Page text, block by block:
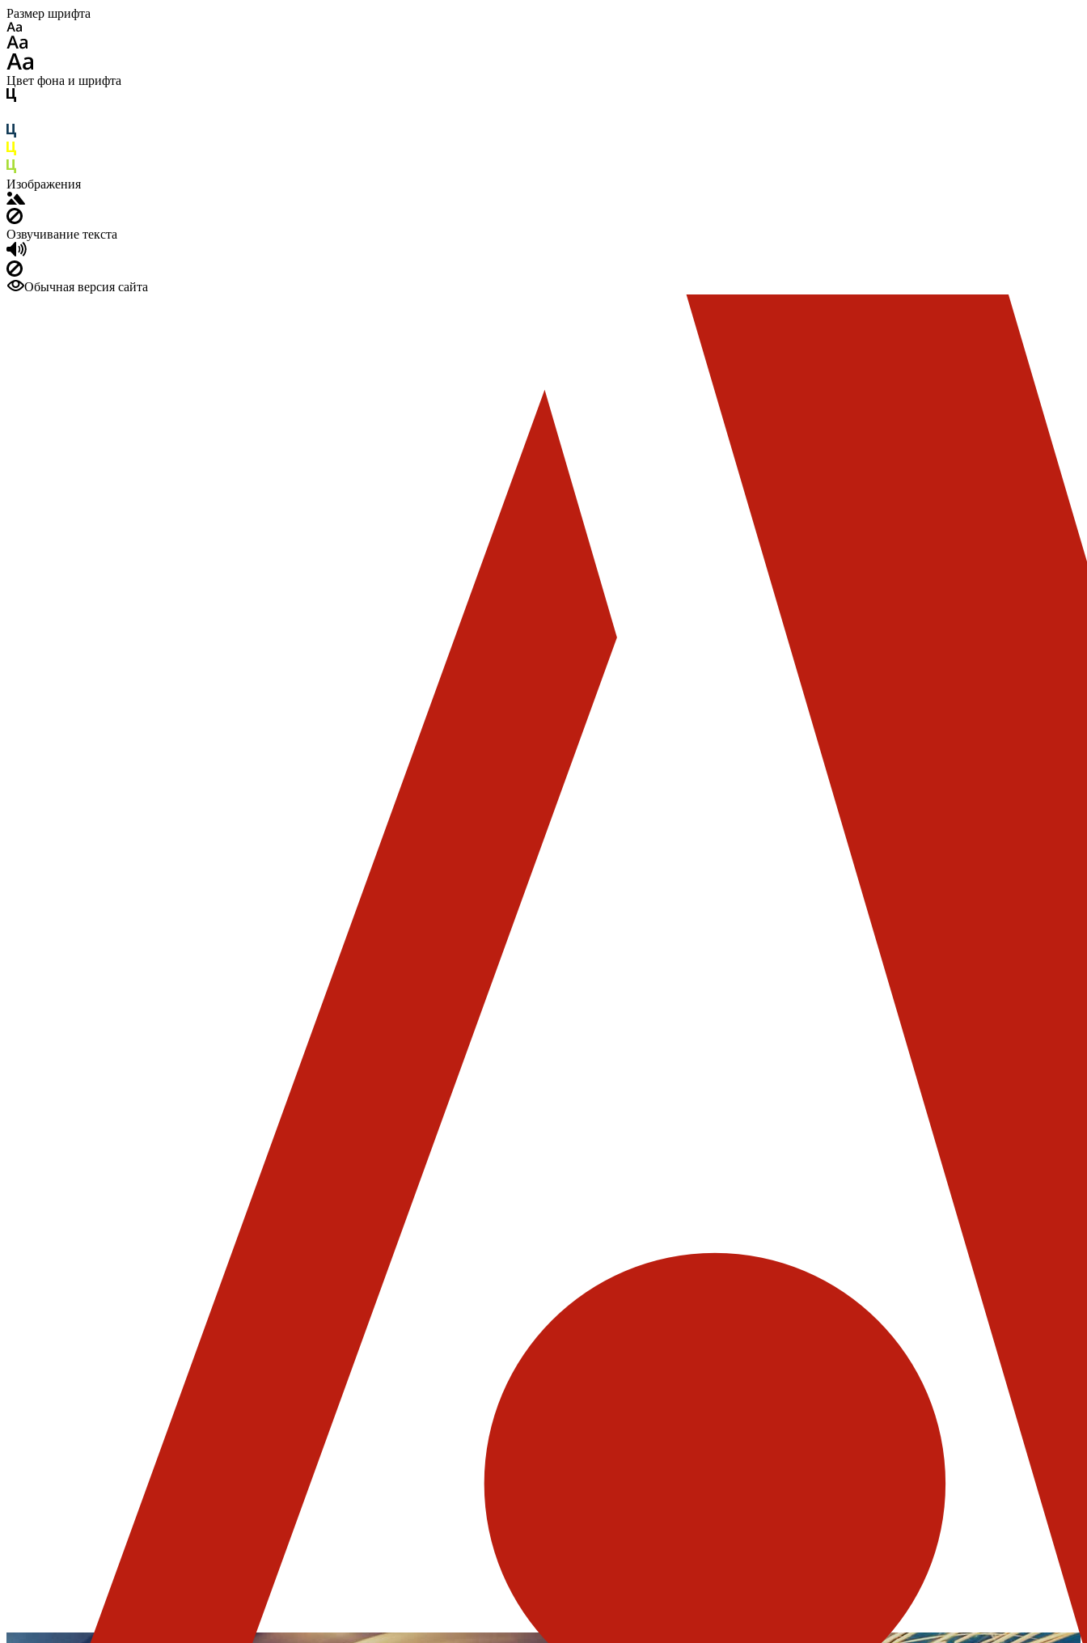
Размер шрифта
Цвет фона и шрифта
Изображения
Озвучивание текста
Обычная версия сайта